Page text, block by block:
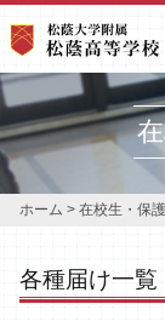
ホーム > 在校生・保
各種届け一覧